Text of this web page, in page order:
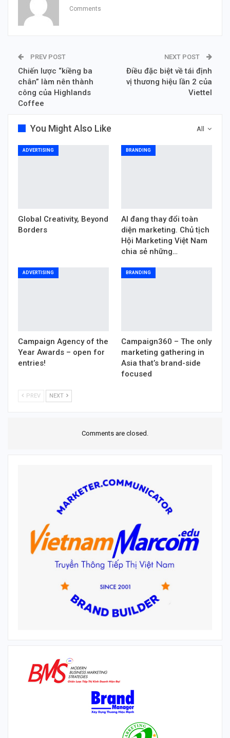
Comments
PREV POST
Chiến lược “kiềng ba
chân” làm nên thành
công của Highlands
Coffee
NEXT POST
Điều đặc biệt về tái định
vị thương hiệu lần 2 của
Viettel
All
You Might Also Like
ADVERTISING
Global Creativity, Beyond
Borders
BRANDING
AI đang thay đổi toàn
diện marketing. Chủ tịch
Hội Marketing Việt Nam
chia sẻ những…
ADVERTISING
Campaign Agency of the
Year Awards – open for
entries!
BRANDING
Campaign360 – The only
marketing gathering in
Asia that’s brand-side
focused
PREV NEXT
Comments are closed.